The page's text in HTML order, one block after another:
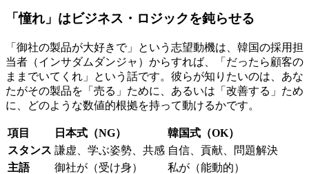
「憧れ」はビジネス・ロジックを鈍らせる
「御社の製品が大好きで」という志望動機は、韓国の採用担
当者（インサダムダンジャ）からすれば、「だったら顧客の
ままでいてくれ」という話です。彼らが知りたいのは、あな
たがその製品を「売る」ために、あるいは「改善する」ため
に、どのような数値的根拠を持って動けるかです。
項目 日本式（NG）
韓国式（OK）
スタンス 謙虚、学ぶ姿勢、共感 自信、貢献、問題解決
主語
御社が（受け身）
私が（能動的）